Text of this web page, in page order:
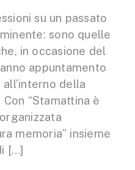
su un passato
sono quelle
in occasione del
appuntamento
della
“Stamattina è
memoria” insieme
[…]